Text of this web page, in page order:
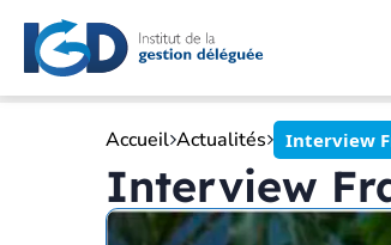
Accueil Actualités Interview
Interview